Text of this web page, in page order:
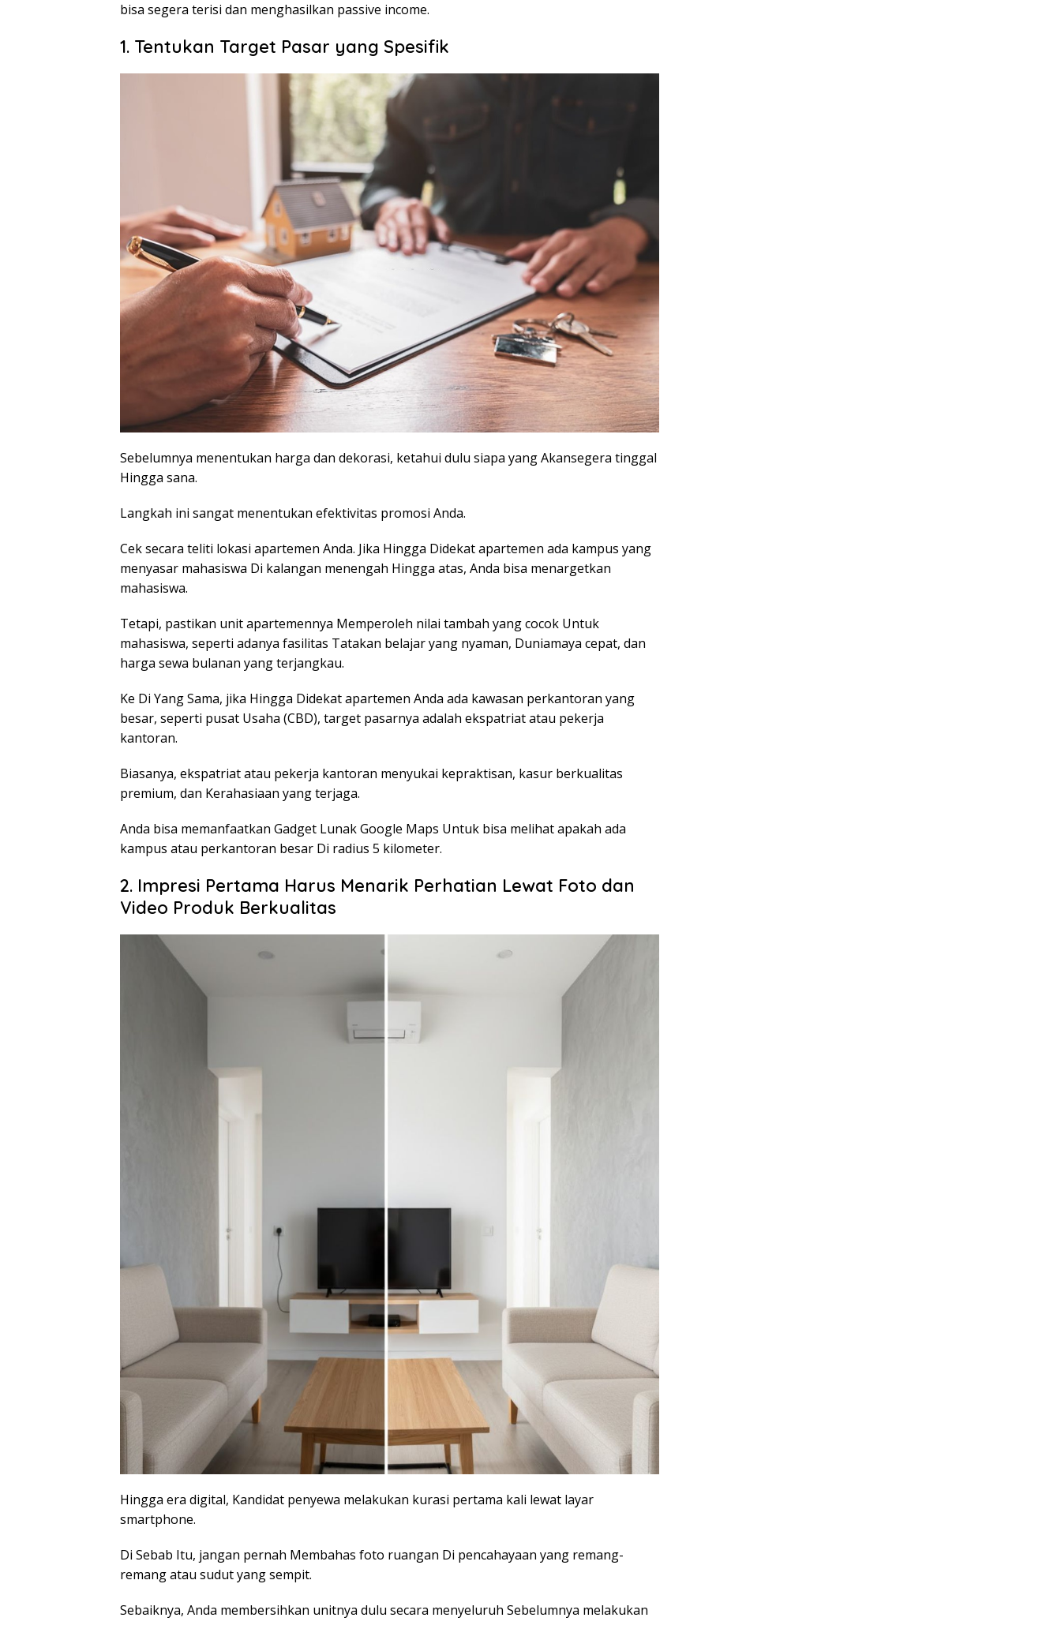
bisa segera terisi dan menghasilkan passive income.
1. Tentukan Target Pasar yang Spesifik
Sebelumnya menentukan harga dan dekorasi, ketahui dulu siapa yang Akansegera tinggal
Hingga sana.
Langkah ini sangat menentukan efektivitas promosi Anda.
Cek secara teliti lokasi apartemen Anda. Jika Hingga Didekat apartemen ada kampus yang
menyasar mahasiswa Di kalangan menengah Hingga atas, Anda bisa menargetkan
mahasiswa.
Tetapi, pastikan unit apartemennya Memperoleh nilai tambah yang cocok Untuk
mahasiswa, seperti adanya fasilitas Tatakan belajar yang nyaman, Duniamaya cepat, dan
harga sewa bulanan yang terjangkau.
Ke Di Yang Sama, jika Hingga Didekat apartemen Anda ada kawasan perkantoran yang
besar, seperti pusat Usaha (CBD), target pasarnya adalah ekspatriat atau pekerja
kantoran.
Biasanya, ekspatriat atau pekerja kantoran menyukai kepraktisan, kasur berkualitas
premium, dan Kerahasiaan yang terjaga.
Anda bisa memanfaatkan Gadget Lunak Google Maps Untuk bisa melihat apakah ada
kampus atau perkantoran besar Di radius 5 kilometer.
2. Impresi Pertama Harus Menarik Perhatian Lewat Foto dan
Video Produk Berkualitas
Hingga era digital, Kandidat penyewa melakukan kurasi pertama kali lewat layar
smartphone.
Di Sebab Itu, jangan pernah Membahas foto ruangan Di pencahayaan yang remang-
remang atau sudut yang sempit.
Sebaiknya, Anda membersihkan unitnya dulu secara menyeluruh Sebelumnya melakukan